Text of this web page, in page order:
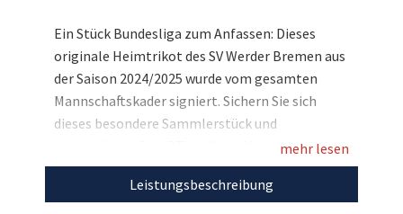
Ein Stück Bundesliga zum Anfassen: Dieses
originale Heimtrikot des SV Werder Bremen aus
der Saison 2024/2025 wurde vom gesamten
Mannschaftskader signiert. Sichern Sie sich
dieses besondere Sammlerstück und
unterstützen Sie „RTL – Wir helfen Kindern“.
Ein echtes Herzensstück für alle Augsburg-Fans
und ein starkes Zeichen für den guten Zweck.
mehr lesen
Leistungsbeschreibung